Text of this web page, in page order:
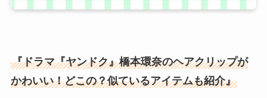
『ドラマ『ヤンドク』橋本環奈のヘアクリップが
かわいい！どこの？似ているアイテムも紹介』